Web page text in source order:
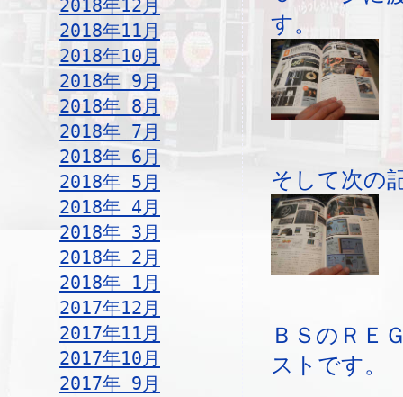
2018年12月
2018年11月
2018年10月
2018年 9月
2018年 8月
2018年 7月
2018年 6月
2018年 5月
2018年 4月
2018年 3月
2018年 2月
2018年 1月
2017年12月
2017年11月
2017年10月
2017年 9月
す。
そして次の
ＢＳのＲＥ
ストです。